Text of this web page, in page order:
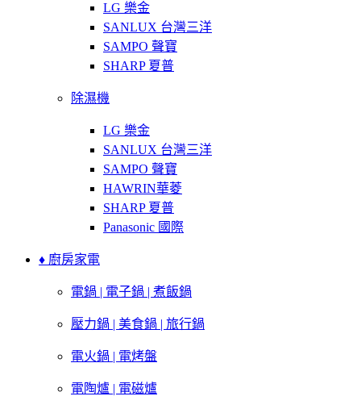
LG 樂金
SANLUX 台灣三洋
SAMPO 聲寶
SHARP 夏普
除濕機
LG 樂金
SANLUX 台灣三洋
SAMPO 聲寶
HAWRIN華菱
SHARP 夏普
Panasonic 國際
♦ 廚房家電
電鍋 | 電子鍋 | 煮飯鍋
壓力鍋 | 美食鍋 | 旅行鍋
電火鍋 | 電烤盤
電陶爐 | 電磁爐